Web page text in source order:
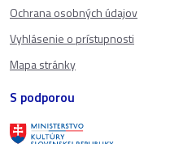
Ochrana osobných údajov
Vyhlásenie o prístupnosti
Mapa stránky
S podporou